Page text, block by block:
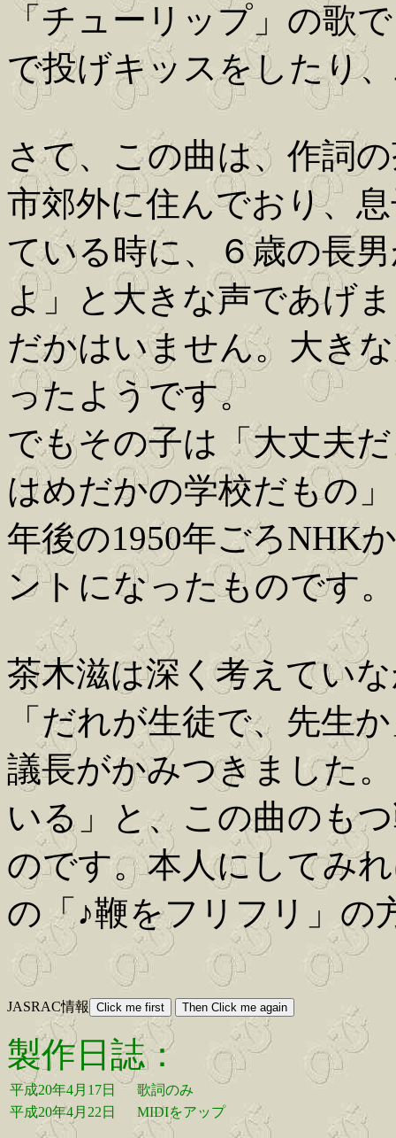
「チューリップ」の歌
で投げキッスをしたり
さて、この曲は、作詞
市郊外に住んでおり、
ている時に、６歳の長
よ」と大きな声であげ
だかはいません。大き
ったようです。
でもその子は「大丈夫
はめだかの学校だもの
年後の1950年ごろNHK
ントになったものです。
茶木滋は深く考えてい
「だれが生徒で、先生
議長がかみつきました
いる」と、この曲のも
のです。本人にしてみ
の「♪鞭をフリフリ」の
JASRAC情報
製作日誌：
平成20年4月17日
歌詞のみ
平成20年4月22日
MIDIをアップ